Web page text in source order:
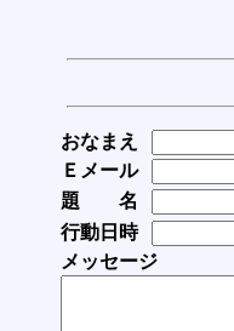
おなまえ
Ｅメール
題 名
行動日時
メッセージ